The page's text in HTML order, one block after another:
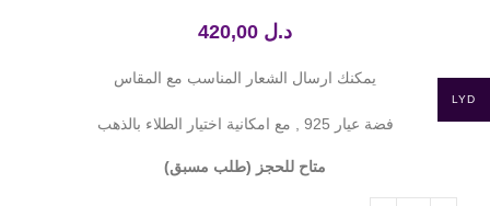
د.ل
يمكنك ارسال الشعار المناسب مع المقاس
فضة عيار 925 , مع امكانية اختيار الطلاء بالذهب
متاح للحجز (طلب مسبق)
LYD